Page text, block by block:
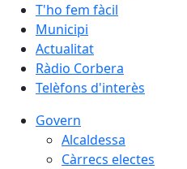
T'ho fem fàcil
Municipi
Actualitat
Ràdio Corbera
Telèfons d'interès
Govern
Alcaldessa
Càrrecs electes